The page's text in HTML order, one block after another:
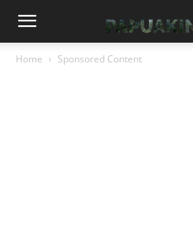
Home Sponsored Content